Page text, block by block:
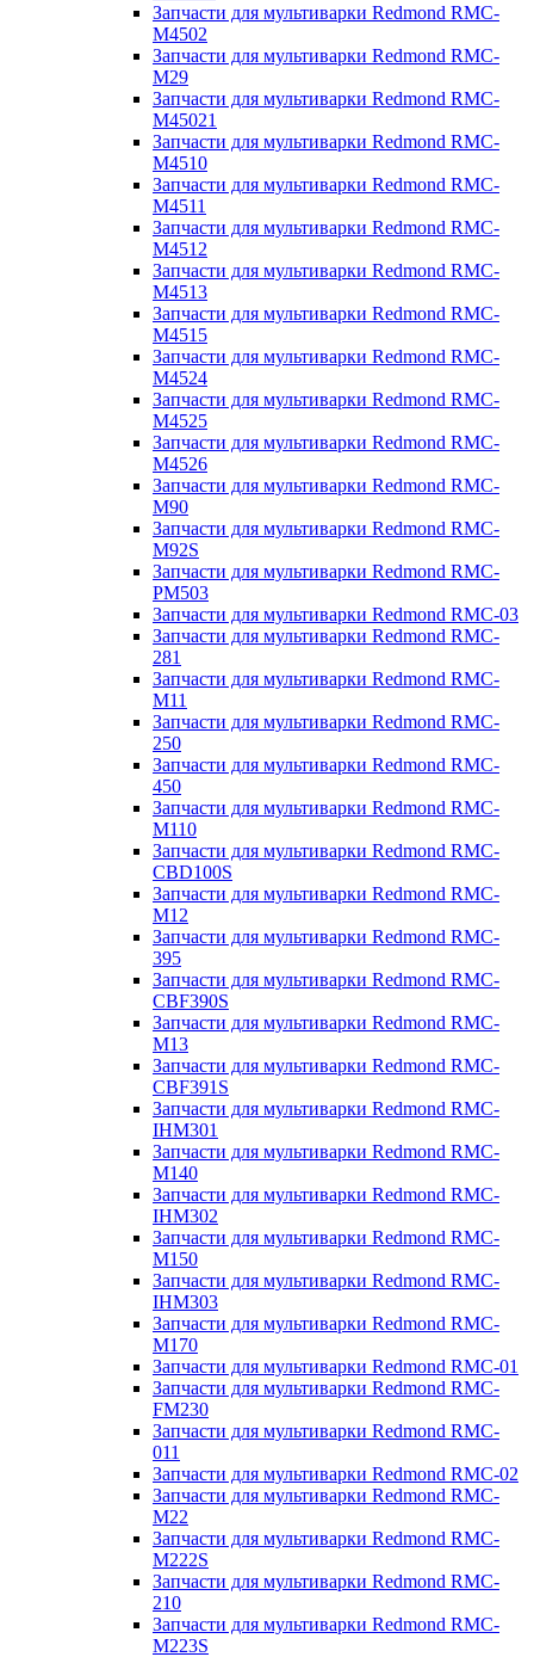
Запчасти для мультиварки Redmond RMC-
M4502
Запчасти для мультиварки Redmond RMC-
M29
Запчасти для мультиварки Redmond RMC-
M45021
Запчасти для мультиварки Redmond RMC-
M4510
Запчасти для мультиварки Redmond RMC-
M4511
Запчасти для мультиварки Redmond RMC-
M4512
Запчасти для мультиварки Redmond RMC-
M4513
Запчасти для мультиварки Redmond RMC-
M4515
Запчасти для мультиварки Redmond RMC-
M4524
Запчасти для мультиварки Redmond RMC-
M4525
Запчасти для мультиварки Redmond RMC-
M4526
Запчасти для мультиварки Redmond RMC-
M90
Запчасти для мультиварки Redmond RMC-
M92S
Запчасти для мультиварки Redmond RMC-
PM503
Запчасти для мультиварки Redmond RMC-03
Запчасти для мультиварки Redmond RMC-
281
Запчасти для мультиварки Redmond RMC-
M11
Запчасти для мультиварки Redmond RMC-
250
Запчасти для мультиварки Redmond RMC-
450
Запчасти для мультиварки Redmond RMC-
M110
Запчасти для мультиварки Redmond RMC-
CBD100S
Запчасти для мультиварки Redmond RMC-
M12
Запчасти для мультиварки Redmond RMC-
395
Запчасти для мультиварки Redmond RMC-
CBF390S
Запчасти для мультиварки Redmond RMC-
M13
Запчасти для мультиварки Redmond RMC-
CBF391S
Запчасти для мультиварки Redmond RMC-
IHM301
Запчасти для мультиварки Redmond RMC-
M140
Запчасти для мультиварки Redmond RMC-
IHM302
Запчасти для мультиварки Redmond RMC-
M150
Запчасти для мультиварки Redmond RMC-
IHM303
Запчасти для мультиварки Redmond RMC-
M170
Запчасти для мультиварки Redmond RMC-01
Запчасти для мультиварки Redmond RMC-
FM230
Запчасти для мультиварки Redmond RMC-
011
Запчасти для мультиварки Redmond RMC-02
Запчасти для мультиварки Redmond RMC-
M22
Запчасти для мультиварки Redmond RMC-
M222S
Запчасти для мультиварки Redmond RMC-
210
Запчасти для мультиварки Redmond RMC-
M223S